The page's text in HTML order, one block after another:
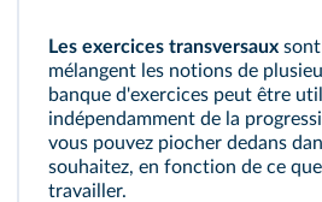
Les exercices transversaux
mélangent les notions de
banque d'exercices peut être
indépendamment de la
vous pouvez piocher dedans
souhaitez, en fonction de ce
travailler.